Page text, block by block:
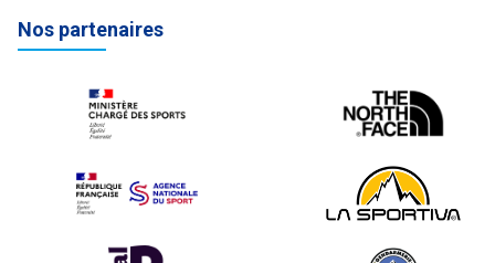
Nos partenaires